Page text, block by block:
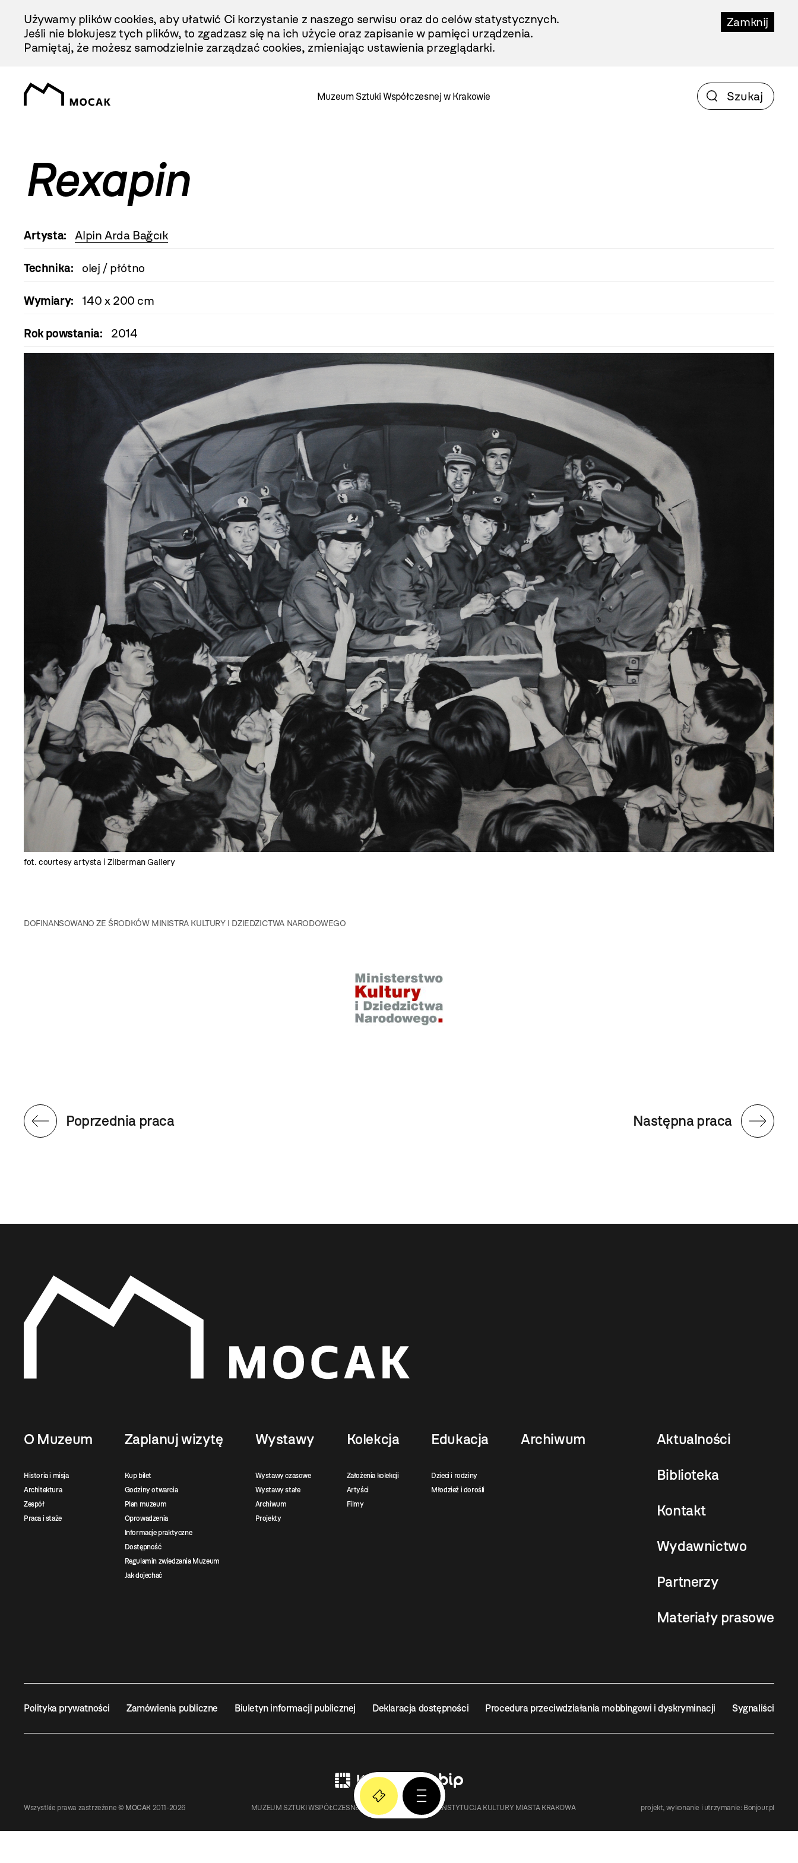
Treści
Zamknij
Używamy plików cookies, aby ułatwić Ci korzystanie z naszego serwisu oraz do celów statystycznych.
Jeśli nie blokujesz tych plików, to zgadzasz się na ich użycie oraz zapisanie w pamięci urządzenia.
Pamiętaj, że możesz samodzielnie zarządzać cookies, zmieniając ustawienia przeglądarki.
Muzeum Sztuki Współczesnej w Krakowie
Rexapin
Artysta: Alpin Arda Bağcık
Technika: olej / płótno
Wymiary: 140 x 200 cm
Rok powstania: 2014
fot. courtesy artysta i Zilberman Gallery
DOFINANSOWANO ZE ŚRODKÓW MINISTRA KULTURY I DZIEDZICTWA NARODOWEGO
Następna praca
Poprzednia praca
O Muzeum
Historia i misja
Architektura
Zespół
Praca i staże
Zaplanuj wizytę
Kup bilet
Godziny otwarcia
Plan muzeum
Oprowadzenia
Informacje praktyczne
Dostępność
Regulamin zwiedzania Muzeum
Jak dojechać
Wystawy
Wystawy czasowe
Wystawy stałe
Archiwum
Projekty
Kolekcja
Założenia kolekcji
Artyści
Filmy
Edukacja
Dzieci i rodziny
Młodzież i dorośli
Archiwum Aktualności
Biblioteka
Kontakt
Wydawnictwo
Partnerzy
Materiały prasowe
Polityka prywatności Zamówienia publiczne Biuletyn informacji publicznej Deklaracja dostępności Procedura przeciwdziałania mobbingowi i dyskryminacji Sygnaliści
Wszystkie prawa zastrzeżone © MOCAK 2011-2026 MUZEUM SZTUKI WSPÓŁCZESNEJ W KRAKOWIE MOCAK – INSTYTUCJA KULTURY MIASTA KRAKOWA projekt, wykonanie i utrzymanie: Bonjour.pl